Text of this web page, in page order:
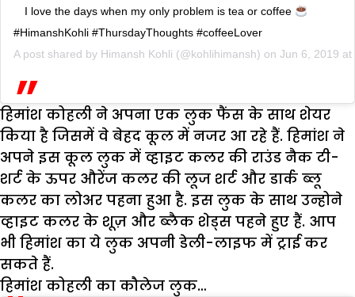
I love the days when my only problem is tea or coffee
#HimanshKohli #ThursdayThoughts #coffeeLover
A post shared by Himansh Kohli (@kohlihimansh) on Jun 6, 2019
हिमांश कोहली ने अपना एक लुक फैंस के साथ शेयर
किया है जिसमें वे बेहद कूल में नजर आ रहे हैं. हिमांश ने
अपने इस कूल लुक में व्हाइट कलर की राउंड नैक टी-
शर्ट के ऊपर औरेंज कलर की लूज शर्ट और डार्क ब्लू
कलर का लोअर पहना हुआ है. इस लुक के साथ उन्होने
व्हाइट कलर के शूज़ और ब्लैक शेड्स पहने हुए हैं. आप
भी हिमांश का ये लुक अपनी डेली-लाइफ में ट्राई कर
सकते हैं.
हिमांश कोहली का कौलेज लुक…